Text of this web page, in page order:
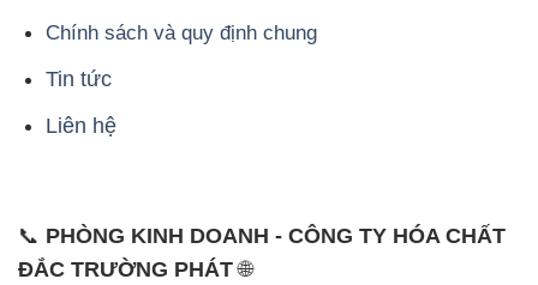
Chính sách và quy định chung
Tin tức
Liên hệ
📞 PHÒNG KINH DOANH - CÔNG TY HÓA CHẤT
ĐẮC TRƯỜNG PHÁT🌐